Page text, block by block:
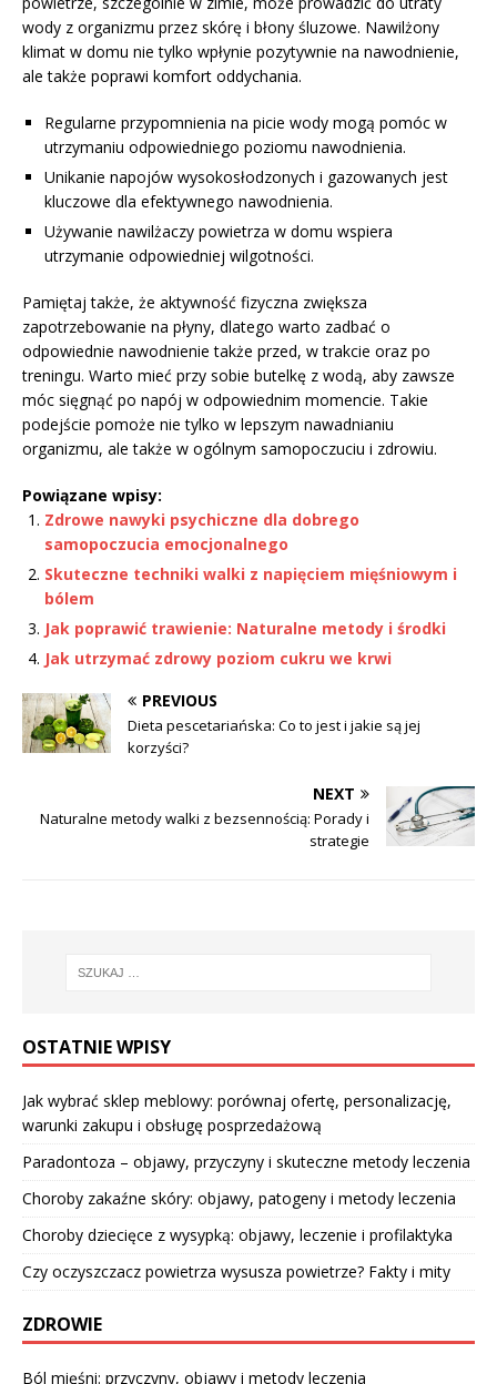
wody z organizmu przez skórę i błony śluzowe. Nawilżony
klimat w domu nie tylko wpłynie pozytywnie na nawodnienie,
ale także poprawi komfort oddychania.
Regularne przypomnienia na picie wody mogą pomóc w
utrzymaniu odpowiedniego poziomu nawodnienia.
Unikanie napojów wysokosłodzonych i gazowanych jest
kluczowe dla efektywnego nawodnienia.
Używanie nawilżaczy powietrza w domu wspiera
utrzymanie odpowiedniej wilgotności.
Pamiętaj także, że aktywność fizyczna zwiększa
zapotrzebowanie na płyny, dlatego warto zadbać o
odpowiednie nawodnienie także przed, w trakcie oraz po
treningu. Warto mieć przy sobie butelkę z wodą, aby zawsze
móc sięgnąć po napój w odpowiednim momencie. Takie
podejście pomoże nie tylko w lepszym nawadnianiu
organizmu, ale także w ogólnym samopoczuciu i zdrowiu.
Powiązane wpisy:
Zdrowe nawyki psychiczne dla dobrego
samopoczucia emocjonalnego
Skuteczne techniki walki z napięciem mięśniowym i
bólem
Jak poprawić trawienie: Naturalne metody i środki
Jak utrzymać zdrowy poziom cukru we krwi
PREVIOUS
Dieta pescetariańska: Co to jest i jakie są jej
korzyści?
NEXT
Naturalne metody walki z bezsennością: Porady i
strategie
OSTATNIE WPISY
Jak wybrać sklep meblowy: porównaj ofertę, personalizację,
warunki zakupu i obsługę posprzedażową
Paradontoza – objawy, przyczyny i skuteczne metody leczenia
Choroby zakaźne skóry: objawy, patogeny i metody leczenia
Choroby dziecięce z wysypką: objawy, leczenie i profilaktyka
Czy oczyszczacz powietrza wysusza powietrze? Fakty i mity
ZDROWIE
Ból mięśni: przyczyny, objawy i metody leczenia